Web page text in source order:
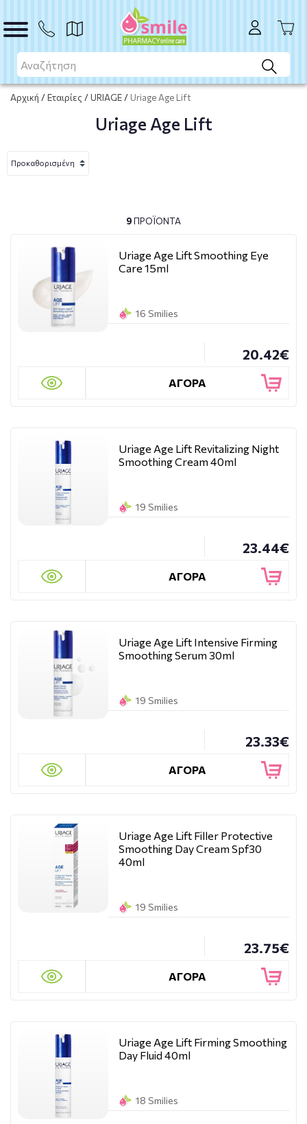
Αρχική /Εταιρίες /URIAGE / Uriage Age Lift
Uriage Age Lift
9ΠΡΟΪΌΝΤΑ
Uriage Age Lift Smoothing Eye
Care 15ml
16 Smilies
20.42€
ΑΓΟΡΑ
Uriage Age Lift Revitalizing Night
Smoothing Cream 40ml
19 Smilies
23.44€
ΑΓΟΡΑ
Uriage Age Lift Intensive Firming
Smoothing Serum 30ml
19 Smilies
23.33€
ΑΓΟΡΑ
Uriage Age Lift Filler Protective
Smoothing Day Cream Spf30
40ml
19 Smilies
23.75€
ΑΓΟΡΑ
Uriage Age Lift Firming Smoothing
Day Fluid 40ml
18 Smilies